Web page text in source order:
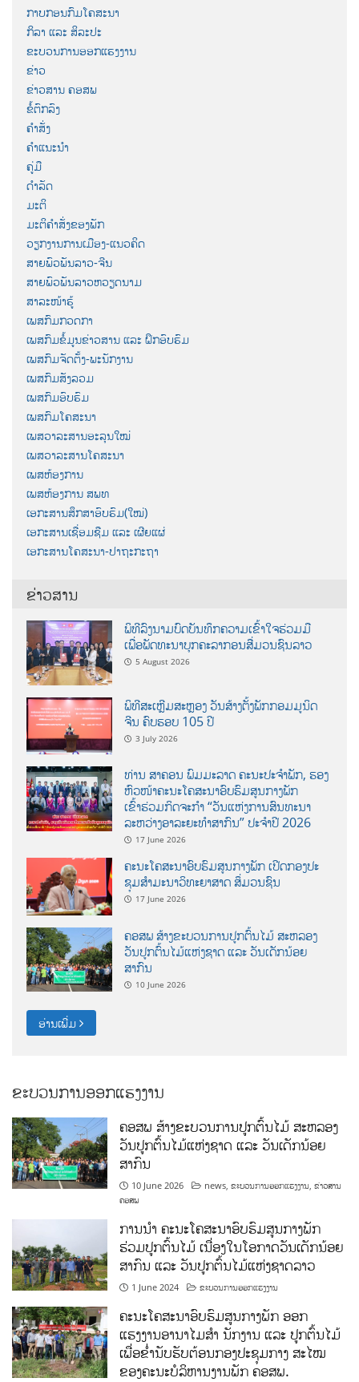
ກາບກອນກົມໂຄສະນາ
ກິລາ ແລະ ສິລະປະ
ຂະບວນການອອກແຮງງານ
ຂ່າວ
ຂ່າວສານ ຄອສພ
ຂໍ້ຕົກລົງ
ຄຳສັ່ງ
ຄຳແນະນຳ
ຄູ່ມື
ດຳລັດ
ມະຕິ
ມະຕິຄຳສັ່ງຂອງພັກ
ວຽກງານການເມືອງ-ແນວຄິດ
ສາຍພົວພັນລາວ-ຈີນ
ສາຍພົວພັນລາວຫວຽດນາມ
ສາລະໜ້າຮູ້
ເພສກົມກວດກາ
ເພສກົມຂໍ້ມູນຂ່າວສານ ແລະ ຝຶກອົບຮົມ
ເພສກົມຈັດຕັ້ງ-ພະນັກງານ
ເພສກົມສັງລວມ
ເພສກົມອົບຮົມ
ເພສກົມໂຄສະນາ
ເພສວາລະສານອະລຸນໃໝ່
ເພສວາລະສານໂຄສະນາ
ເພສຫ້ອງການ
ເພສຫ້ອງການ ສພທ
ເອກະສານສຶກສາອົບຮົມ(ໃໝ່)
ເອກະສານເຊື່ອມຊືມ ແລະ ເຜີຍແຜ່
ເອກະສານໂຄສະນາ-ປາຖະກະຖາ
ຂ່າວສານ
ພິທີລົງນາມບົດບັນທຶກຄວາມເຂົ້າໃຈຮ່ວມມື
ເພື່ອພັດທະນາບຸກຄະລາກອນສື່ມວນຊົນລາວ
5 August 2026
ພິທີສະເຫຼີມສະຫຼອງ ວັນສ້າງຕັ້ງພັກກອມມູນິດ
ຈີນ ຄົບຮອບ 105 ປີ
3 July 2026
ທ່ານ ສາຄອນ ພົມມະລາດ ຄະນະປະຈໍາພັກ, ຮອງ
ຫົວໜ້າຄະນະໂຄສະນາອົບຮົມສູນກາງພັກ
ເຂົ້າຮ່ວມກິດຈະກຳ “ວັນແຫ່ງການສົນທະນາ
ລະຫວ່າງອາລະຍະທຳສາກົນ” ປະຈຳປີ 2026
17 June 2026
ຄະນະໂຄສະນາອົບຮົມສູນກາງພັກ ເປີດກອງປະ
ຊຸມສຳມະນາວິທະຍາສາດ ສຶ່ມວນຊົນ
17 June 2026
ຄອສພ ສ້າງຂະບວນການປູກຕົ້ນໄມ້ ສະຫລອງ
ວັນປູກຕົ້ນໄມ້ແຫ່ງຊາດ ແລະ ວັນເດັກນ້ອຍ
ສາກົນ
10 June 2026
ອ່ານເພີ່ມ
ຂະບວນການອອກແຮງງານ
ຄອສພ ສ້າງຂະບວນການປູກຕົ້ນໄມ້ ສະຫລອງ
ວັນປູກຕົ້ນໄມ້ແຫ່ງຊາດ ແລະ ວັນເດັກນ້ອຍ
ສາກົນ
10 June 2026 news ,ຂະບວນການອອກແຮງງານ ,ຂ່າວສານ
ຄອສພ
ການນໍາ ຄະນະໂຄສະນາອົບຮົມສູນກາງພັກ
ຮ່ວມປູກຕົ້ນໄມ້ ເນື່ອງໃນໂອກາດວັນເດັກນ້ອຍ
ສາກົນ ແລະ ວັນປູກຕົ້ນໄມ້ແຫ່ງຊາດລາວ
1 June 2024 ຂະບວນການອອກແຮງງານ
ຄະນະໂຄສະນາອົບຮົມສູນກາງພັກ ອອກ
ແຮງງານອານາໄມສໍາ ນັກງານ ແລະ ປູກຕົ້ນໄມ້
ເພື່ອຂໍ່ານັບຮັບຕ້ອນກອງປະຊຸມກາງ ສະໄໝ
ຂອງຄະນະບໍລິຫານງານພັກ ຄອສພ.